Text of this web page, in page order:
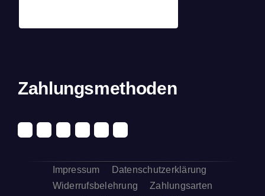
Zahlungsmethoden
Impressum
Datenschutzerklärung
Widerrufsbelehrung
Zahlungsarten